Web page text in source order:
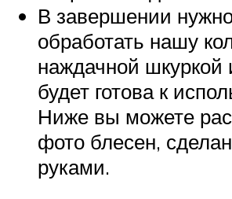
В завершении
обработать нашу
наждачной шкуркой
будет готова к
Ниже вы можете
фото блесен,
руками.